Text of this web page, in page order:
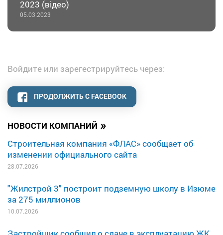
НОВОСТИ КОМПАНИЙ »
Строительная компания «ФЛАС» сообщает об
изменении официального сайта
28.07.2026
"Жилстрой 3" построит подземную школу в Изюме
за 275 миллионов
10.07.2026
2023 (відео)
05.03.2023
Войдите или зарегестрируйтесь через:
ПРОДОЛЖИТЬ С FACEBOOK